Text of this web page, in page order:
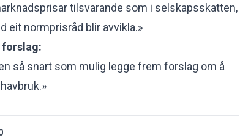
tilsvarande som i selskapsskatten,
eit normprisråd blir avvikla.»
så snart som mulig legge frem forslag om å